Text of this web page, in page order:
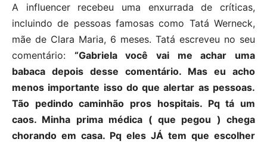
A influencer recebeu uma enxurrada de críticas,
incluindo de pessoas famosas como Tatá Werneck,
mãe de Clara Maria, 6 meses. Tatá escreveu no seu
comentário: “Gabriela você vai me achar uma
babaca depois desse comentário. Mas eu acho
menos importante isso do que alertar as pessoas.
Tão pedindo caminhão pros hospitais. Pq tá um
caos. Minha prima médica ( que pegou ) chega
chorando em casa. Pq eles JÁ tem que escolher